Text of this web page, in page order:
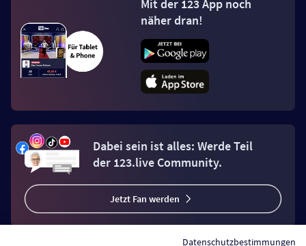
Mit der 123 App noch
näher dran!
Dabei sein ist alles: Werde Teil
der 123.live Community.
Jetzt Fan werden
Datenschutzbestimmungen